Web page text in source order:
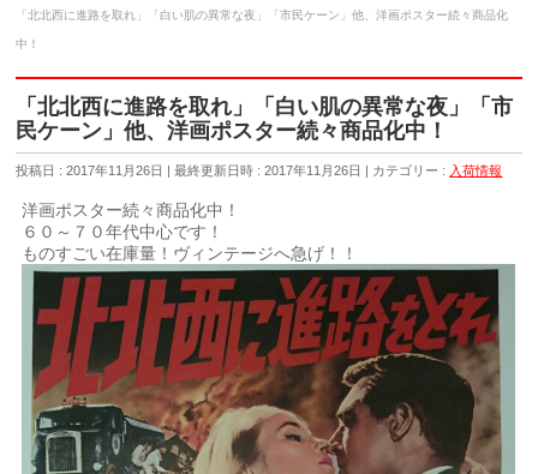
「北北西に進路を取れ」「白い肌の異常な夜」「市民ケーン」他、洋画ポスター続々商品化
中！
「北北西に進路を取れ」「白い肌の異常な夜」「市
民ケーン」他、洋画ポスター続々商品化中！
投稿日 : 2017年11月26日 最終更新日時 : 2017年11月26日 カテゴリー : 入荷情報
洋画ポスター続々商品化中！
６０～７０年代中心です！
ものすごい在庫量！ヴィンテージへ急げ！！